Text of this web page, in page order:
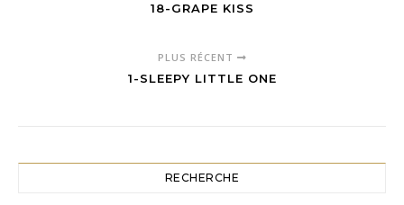
18-GRAPE KISS
PLUS RÉCENT
1-SLEEPY LITTLE ONE
RECHERCHE